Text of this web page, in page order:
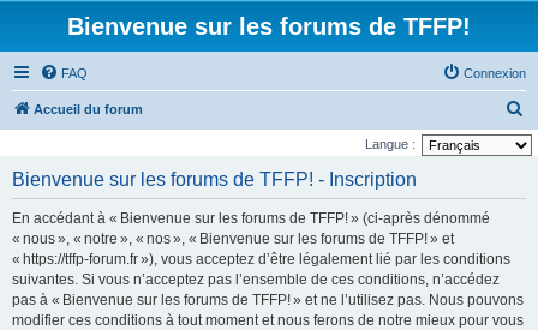
Bienvenue sur les forums de TFFP!
FAQ Connexion
Accueil du forum
e
Langue :
Bienvenue sur les forums de TFFP! - Inscription
En accédant à « Bienvenue sur les forums de TFFP! » (ci-après dénommé
« nous », « notre », « nos », « Bienvenue sur les forums de TFFP! » et
« https://tffp-forum.fr »), vous acceptez d’être légalement lié par les conditions
suivantes. Si vous n’acceptez pas l’ensemble de ces conditions, n’accédez
pas à « Bienvenue sur les forums de TFFP! » et ne l’utilisez pas. Nous pouvons
modifier ces conditions à tout moment et nous ferons de notre mieux pour vous